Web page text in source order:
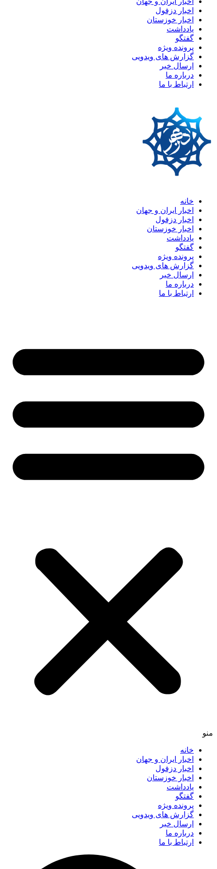
اخبار دزفول
اخبار خوزستان
یادداشت
گفتگو
پرونده ویژه
گزارش های ویدویی
ارسال خبر
درباره ما
ارتباط با ما
خانه
اخبار ایران و جهان
اخبار دزفول
اخبار خوزستان
یادداشت
گفتگو
پرونده ویژه
گزارش های ویدویی
ارسال خبر
درباره ما
ارتباط با ما
خانه
اخبار ایران و جهان
اخبار دزفول
اخبار خوزستان
یادداشت
گفتگو
پرونده ویژه
گزارش های ویدویی
ارسال خبر
درباره ما
ارتباط با ما